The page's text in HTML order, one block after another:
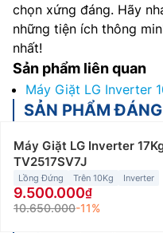
chọn xứng đáng. Hãy
những tiện ích thông
nhất!
Sản phẩm liên quan
Máy Giặt LG Inverter
SẢN PHẨM
Máy Giặt LG Inverter
TV2517SV7J
Lồng Đứng Trên 10Kg Inverter
9.500.000
10.650.000-11%